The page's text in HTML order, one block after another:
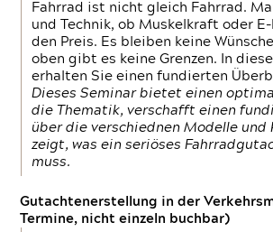
Fahrrad ist nicht gleich Fahrrad.
und Technik, ob Muskelkraft oder
den Preis. Es bleiben keine
oben gibt es keine Grenzen. In
erhalten Sie einen fundierten
Dieses Seminar bietet einen
die Thematik, verschafft einen
über die verschiednen Modelle und
zeigt, was ein seriöses
muss.
Gutachtenerstellung in der
Termine, nicht einzeln buchbar)